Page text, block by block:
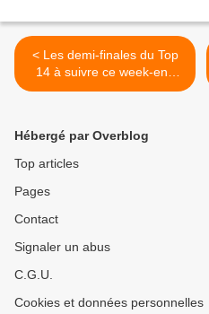
< Les demi-finales du Top
14 à suivre ce week-end
sur CANAL+
Hébergé par Overblog
Top articles
Pages
Contact
Signaler un abus
C.G.U.
Cookies et données personnelles